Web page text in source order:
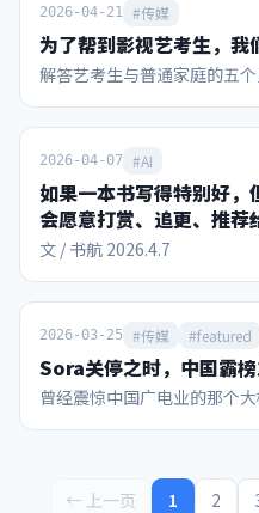
110亿美元修订至130亿美元
夜，因凡蒂诺向211个会员协
破150亿美元。 其中，本届
89.11亿美元，而福布斯按实
达101.84亿美元（含转播权
入为75.7亿美元。 下面首先
本届世界杯有16个全球赞助
体育赛事赞助收入纪录。赞
宣传营销，这种特许权益给
世界杯的16.6亿美元暴增到今
ADI Predictstreet。每家合作
元，沙特阿美、阿迪、可口
FIFA世界杯赞助商（第二级
持者”计划，16个主办城市
2026-04-21 #传媒
为了帮到影视艺考生，我
解答艺考生与普通家庭的五
2026-04-07 #AI
如果一本书写得特别好，
会愿意打赏、追更、推荐
文 / 书航 2026.4.7
2026-03-25 #传媒 #featured
Sora关停之时，中国霸
曾经震惊中国广电业的那个
← 上一页 1 2